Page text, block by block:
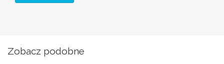
Zobacz podobne